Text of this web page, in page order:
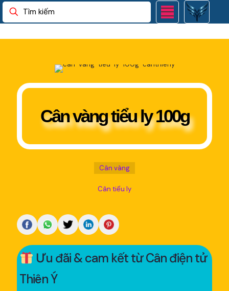
Cân vàng tiểu ly 100g
Cân vàng
Cân tiểu ly
Ưu đãi & cam kết từ Cân điện tử
Thiên Ý